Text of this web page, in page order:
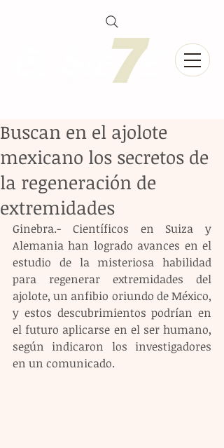
Buscan en el ajolote
mexicano los secretos de
la regeneración de
extremidades
Ginebra.- Científicos en Suiza y
Alemania han logrado avances en el
estudio de la misteriosa habilidad
para regenerar extremidades del
ajolote, un anfibio oriundo de México,
y estos descubrimientos podrían en
el futuro aplicarse en el ser humano,
según indicaron los investigadores
en un comunicado.